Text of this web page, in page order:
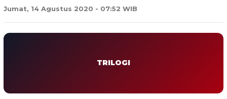
Jumat, 14 Agustus 2020 - 07:52 WIB
TRILOGI